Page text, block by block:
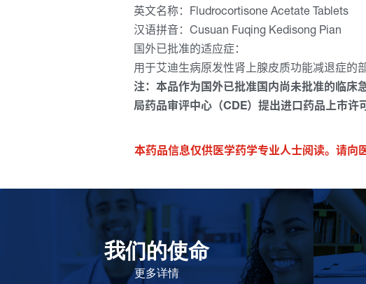
英文名称：Fludrocortisone Acetate Tablets
汉语拼音：Cusuan Fuqing Kedisong Pian
国外已批准的适应症：
用于艾迪生病原发性肾上腺皮质功能减退症的
注：本品作为国外已批准国内尚未批准的临床
局药品审评中心（CDE）提出进口药品上市许
本药品信息仅供医学药学专业人士阅读。请向
我们的使命
更多详情
致力于提高患者的生命健康和质量